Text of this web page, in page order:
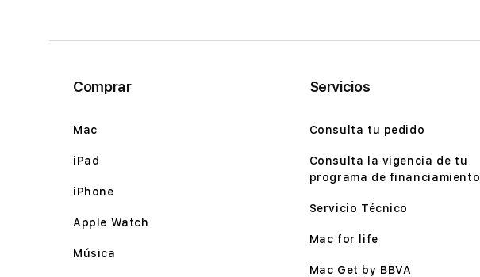
Comprar
Mac
iPad
iPhone
Apple Watch
Música
Servicios
Consulta tu pedido
Consulta la vigencia de tu
programa de financiamiento
Servicio Técnico
Mac for life
Mac Get by BBVA